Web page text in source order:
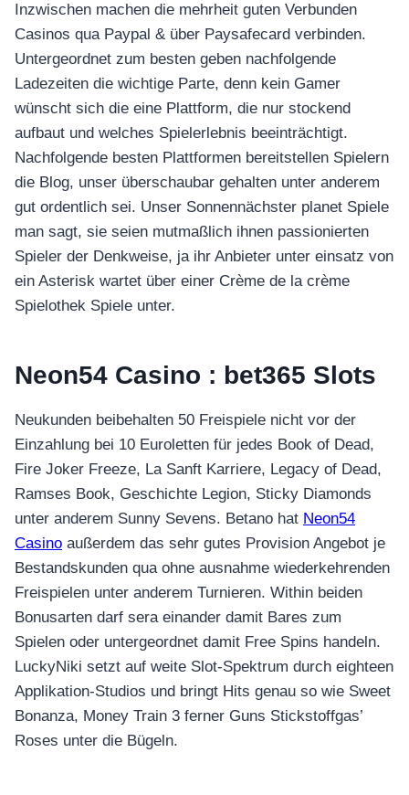
Inzwischen machen die mehrheit guten Verbunden
Casinos qua Paypal & über Paysafecard verbinden.
Untergeordnet zum besten geben nachfolgende
Ladezeiten die wichtige Parte, denn kein Gamer
wünscht sich die eine Plattform, die nur stockend
aufbaut und welches Spielerlebnis beeinträchtigt.
Nachfolgende besten Plattformen bereitstellen Spielern
die Blog, unser überschaubar gehalten unter anderem
gut ordentlich sei. Unser Sonnennächster planet Spiele
man sagt, sie seien mutmaßlich ihnen passionierten
Spieler der Denkweise, ja ihr Anbieter unter einsatz von
ein Asterisk wartet über einer Crème de la crème
Spielothek Spiele unter.
Neon54 Casino : bet365 Slots
Neukunden beibehalten 50 Freispiele nicht vor der
Einzahlung bei 10 Euroletten für jedes Book of Dead,
Fire Joker Freeze, La Sanft Karriere, Legacy of Dead,
Ramses Book, Geschichte Legion, Sticky Diamonds
unter anderem Sunny Sevens. Betano hat Neon54
Casino außerdem das sehr gutes Provision Angebot je
Bestandskunden qua ohne ausnahme wiederkehrenden
Freispielen unter anderem Turnieren. Within beiden
Bonusarten darf sera einander damit Bares zum
Spielen oder untergeordnet damit Free Spins handeln.
LuckyNiki setzt auf weite Slot-Spektrum durch eighteen
Applikation-Studios und bringt Hits genau so wie Sweet
Bonanza, Money Train 3 ferner Guns Stickstoffgas’
Roses unter die Bügeln.